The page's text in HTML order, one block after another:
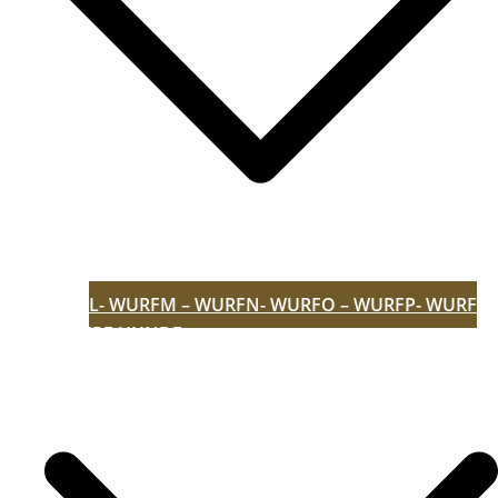
L- WURFM – WURFN- WURFO – WURFP- WURF
UNSERE HUNDE